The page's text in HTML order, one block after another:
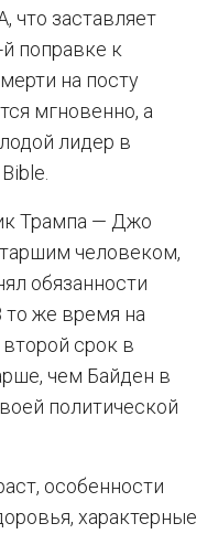
что заставляет
поправке к
на посту
мгновенно, а
лидер в
Трампа — Джо
человеком,
обязанности
же время на
срок в
чем Байден в
политической
особенности
характерные